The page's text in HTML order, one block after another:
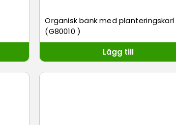
Organisk bänk med planteringskärl
(G80010 )
Lägg till